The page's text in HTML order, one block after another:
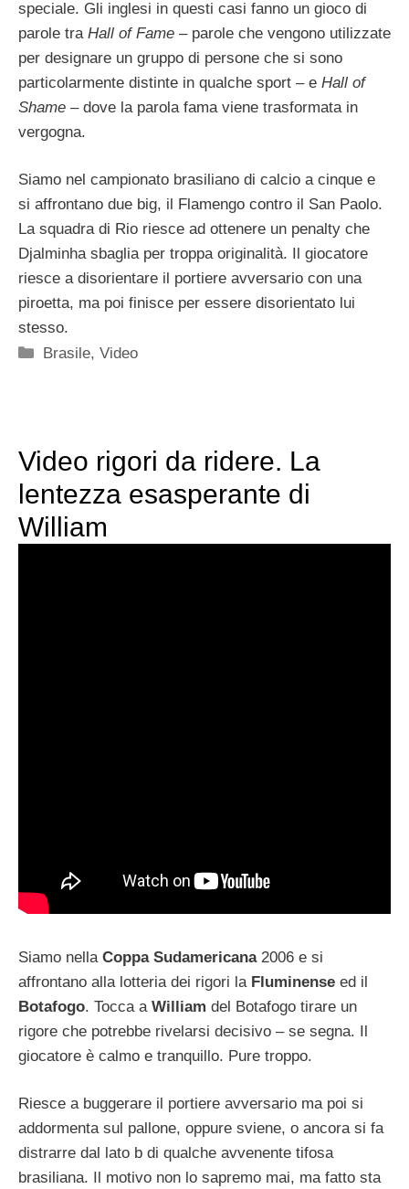
speciale. Gli inglesi in questi casi fanno un gioco di
parole tra Hall of Fame – parole che vengono utilizzate
per designare un gruppo di persone che si sono
particolarmente distinte in qualche sport – e Hall of
Shame – dove la parola fama viene trasformata in
vergogna.
Siamo nel campionato brasiliano di calcio a cinque e
si affrontano due big, il Flamengo contro il San Paolo.
La squadra di Rio riesce ad ottenere un penalty che
Djalminha sbaglia per troppa originalità. Il giocatore
riesce a disorientare il portiere avversario con una
piroetta, ma poi finisce per essere disorientato lui
stesso.
Categorie
Brasile,Video
Video rigori da ridere. La
lentezza esasperante di
William
Siamo nella Coppa Sudamericana2006 e si
affrontano alla lotteria dei rigori la Fluminense ed il
Botafogo. Tocca a William del Botafogo tirare un
rigore che potrebbe rivelarsi decisivo – se segna. Il
giocatore è calmo e tranquillo. Pure troppo.
Riesce a buggerare il portiere avversario ma poi si
addormenta sul pallone, oppure sviene, o ancora si fa
distrarre dal lato b di qualche avvenente tifosa
brasiliana. Il motivo non lo sapremo mai, ma fatto sta